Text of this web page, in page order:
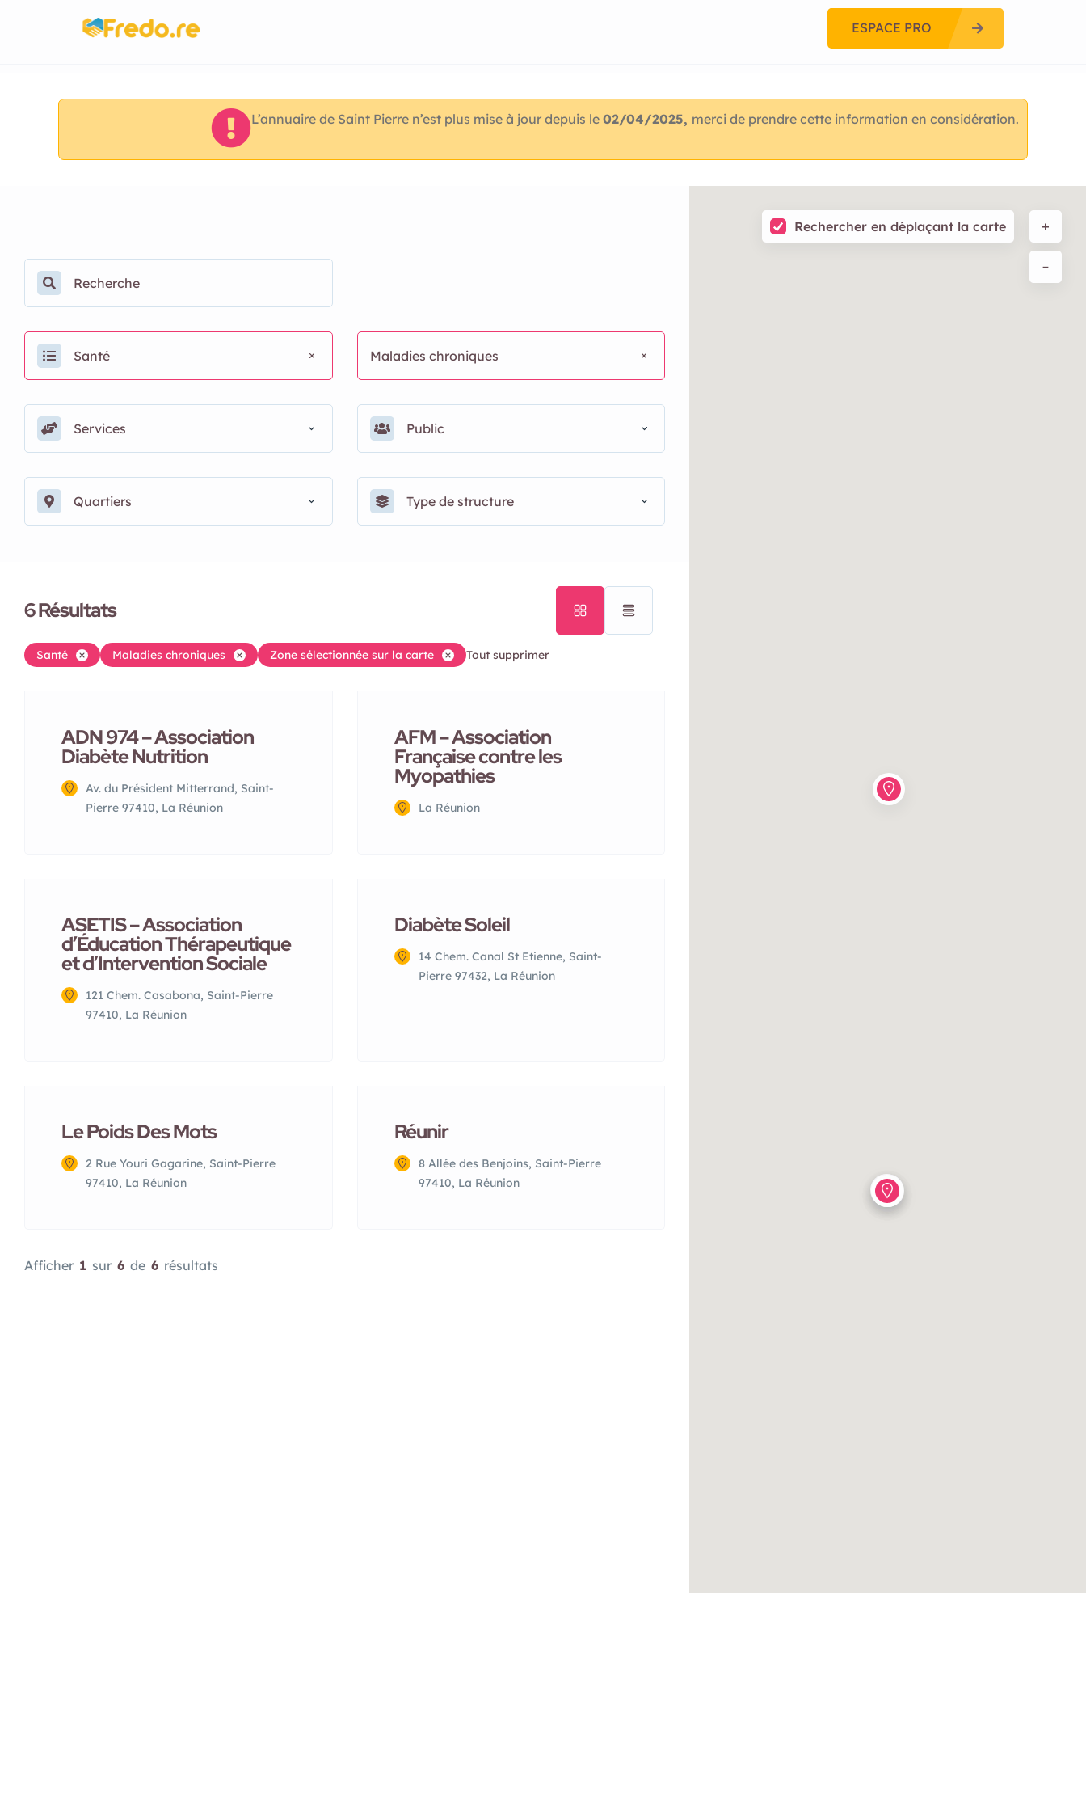
ESPACE PRO
L’annuaire de Saint Pierre n’est plus mise à jour depuis le 02/04/2025, merci de prendre cette information en considération.
Santé Maladies chroniques
Services Public
Quartiers Type de structure
6Résultats
Santé Maladies chroniques Zone sélectionnée sur la carte Tout supprimer
ADN 974 – Association
Diabète Nutrition
Av. du Président Mitterrand, Saint-
Pierre 97410, La Réunion
AFM – Association
Française contre les
Myopathies
La Réunion
ASETIS – Association
d’Éducation Thérapeutique
et d’Intervention Sociale
121 Chem. Casabona, Saint-Pierre
97410, La Réunion
Diabète Soleil
14 Chem. Canal St Etienne, Saint-
Pierre 97432, La Réunion
Le Poids Des Mots
2 Rue Youri Gagarine, Saint-Pierre
97410, La Réunion
Réunir
8 Allée des Benjoins, Saint-Pierre
97410, La Réunion
Afficher 1 sur 6 de 6 résultats
Rechercher en déplaçant la carte